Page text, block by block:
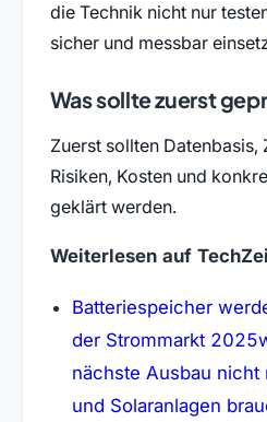
die Technik nicht nur
sicher und messbar
Was sollte zuerst
Zuerst sollten Datenbasis,
Risiken, Kosten und
geklärt werden.
Weiterlesen auf
Batteriespeicher
der Strommarkt
nächste Ausbau
und Solaranlagen